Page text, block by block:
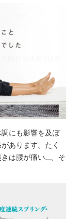
にも影響を及ぼ
あります。たく
は腰が痛い…。そ